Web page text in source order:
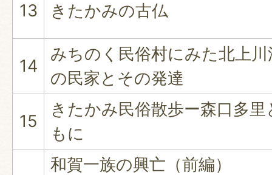
13 きたかみの古仏
14
みちのく民俗村にみた北上川
の民家とその発達
15
きたかみ民俗散歩ー森口多里
もに
和賀一族の興亡（前編）